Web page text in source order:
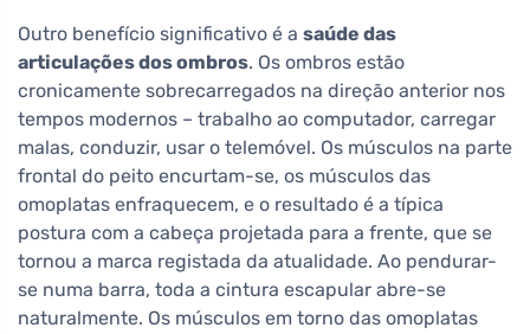
Outro benefício significativo é a saúde das
articulações dos ombros. Os ombros estão
cronicamente sobrecarregados na direção anterior nos
tempos modernos – trabalho ao computador, carregar
malas, conduzir, usar o telemóvel. Os músculos na parte
frontal do peito encurtam-se, os músculos das
omoplatas enfraquecem, e o resultado é a típica
postura com a cabeça projetada para a frente, que se
tornou a marca registada da atualidade. Ao pendurar-
se numa barra, toda a cintura escapular abre-se
naturalmente. Os músculos em torno das omoplatas